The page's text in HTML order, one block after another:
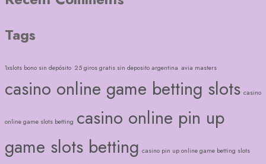
Tags
1xslots bono sin depósito 25 giros gratis sin deposito argentina avia masters
casino online game betting slots casino
online game slots betting casino online pin up
game slots betting casino pin up online game betting slots